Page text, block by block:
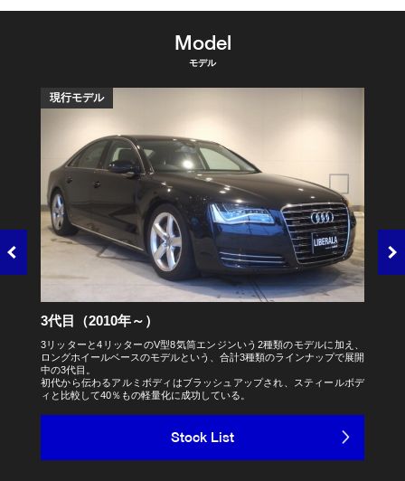
Model
モデル
現行モデル
3代目（2010年～）
3リッターと4リッターのV型8気筒エンジンいう2種類のモデルに加え、
ロングホイールベースのモデルという、合計3種類のラインナップで展開
中の3代目。
初代から伝わるアルミボディはブラッシュアップされ、スティールボデ
ィと比較して40％もの軽量化に成功している。
Stock List